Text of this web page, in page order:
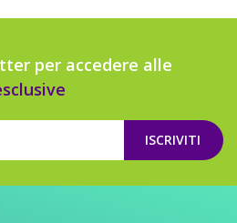
per accedere alle
ISCRIVITI